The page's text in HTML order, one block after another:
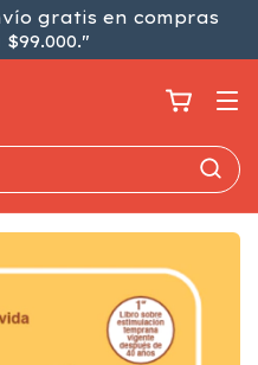
gratis en compras